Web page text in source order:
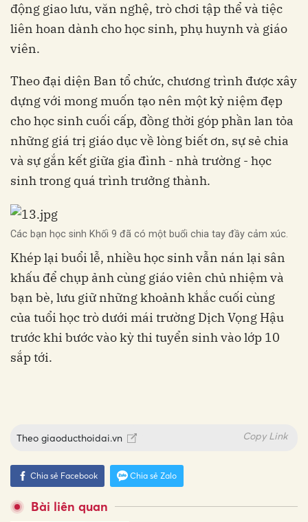
động giao lưu, văn nghệ, trò chơi tập thể và tiệc
liên hoan dành cho học sinh, phụ huynh và giáo
viên.
Theo đại diện Ban tổ chức, chương trình được xây
dựng với mong muốn tạo nên một kỷ niệm đẹp
cho học sinh cuối cấp, đồng thời góp phần lan tỏa
những giá trị giáo dục về lòng biết ơn, sự sẻ chia
và sự gắn kết giữa gia đình - nhà trường - học
sinh trong quá trình trưởng thành.
Các bạn học sinh Khối 9 đã có một buổi chia tay đầy cảm xúc.
Khép lại buổi lễ, nhiều học sinh vẫn nán lại sân
khấu để chụp ảnh cùng giáo viên chủ nhiệm và
bạn bè, lưu giữ những khoảnh khắc cuối cùng
của tuổi học trò dưới mái trường Dịch Vọng Hậu
trước khi bước vào kỳ thi tuyển sinh vào lớp 10
sắp tới.
Theo giaoducthoidai.vn Copy Link
Chia sẻ Facebook Chia sẻ Zalo
Bài liên quan